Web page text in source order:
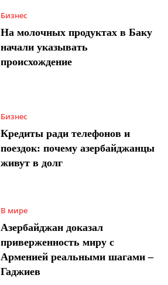
Бизнес
На молочных продуктах в Баку
начали указывать
происхождение
Бизнес
Кредиты ради телефонов и
поездок: почему азербайджанцы
живут в долг
В мире
Азербайджан доказал
приверженность миру с
Арменией реальными шагами –
Гаджиев